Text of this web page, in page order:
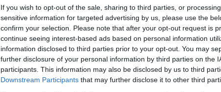
If you wish to opt-out of the sale, sharing to third parties, or
sensitive information for targeted advertising by us, please use the
confirm your selection. Please note that after your opt-out request is
continue seeing interest-based ads based on personal information
information disclosed to third parties prior to your opt-out. You may
further disclosure of your personal information by third parties on the
participants. This information may also be disclosed by us to third
Downstream Participants that may further disclose it to other third